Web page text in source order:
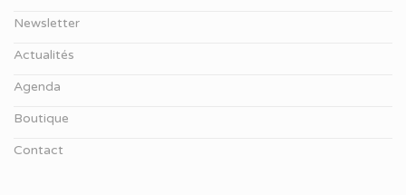
Newsletter
Actualités
Agenda
Boutique
Contact